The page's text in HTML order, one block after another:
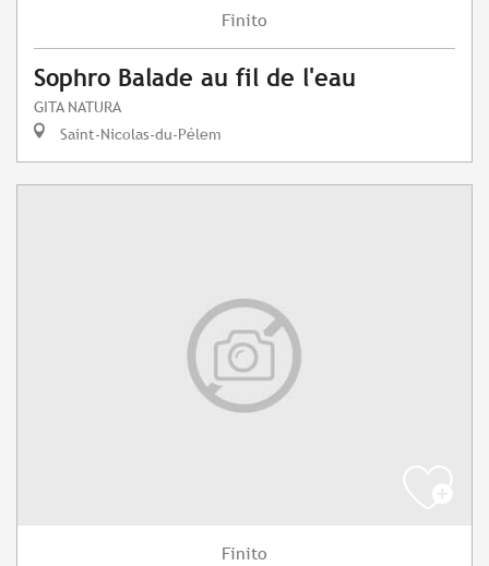
Finito
Sophro Balade au fil de l'eau
GITA NATURA
Saint-Nicolas-du-Pélem
Finito